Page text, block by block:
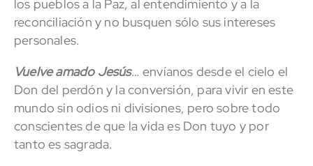
los pueblos a la Paz, al entendimiento y a la
reconciliación y no busquen sólo sus intereses
personales.
Vuelve amado Jesús… envíanos desde el cielo el
Don del perdón y la conversión, para vivir en este
mundo sin odios ni divisiones, pero sobre todo
conscientes de que la vida es Don tuyo y por
tanto es sagrada.